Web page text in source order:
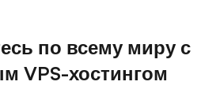
по всему миру с
VPS-хостингом